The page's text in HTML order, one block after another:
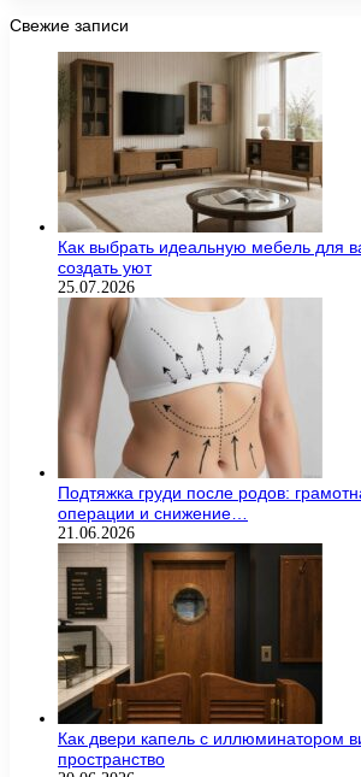
Свежие записи
Как выбрать идеальную мебель для
создать уют
25.07.2026
Подтяжка груди после родов:
операции и снижение…
21.06.2026
Как двери капель с иллюминатором
пространство